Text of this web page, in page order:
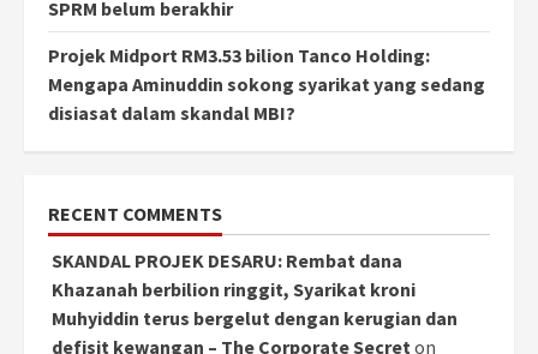
SPRM belum berakhir
Projek Midport RM3.53 bilion Tanco Holding:
Mengapa Aminuddin sokong syarikat yang sedang
disiasat dalam skandal MBI?
RECENT COMMENTS
SKANDAL PROJEK DESARU: Rembat dana
Khazanah berbilion ringgit, Syarikat kroni
Muhyiddin terus bergelut dengan kerugian dan
defisit kewangan – The Corporate Secret on